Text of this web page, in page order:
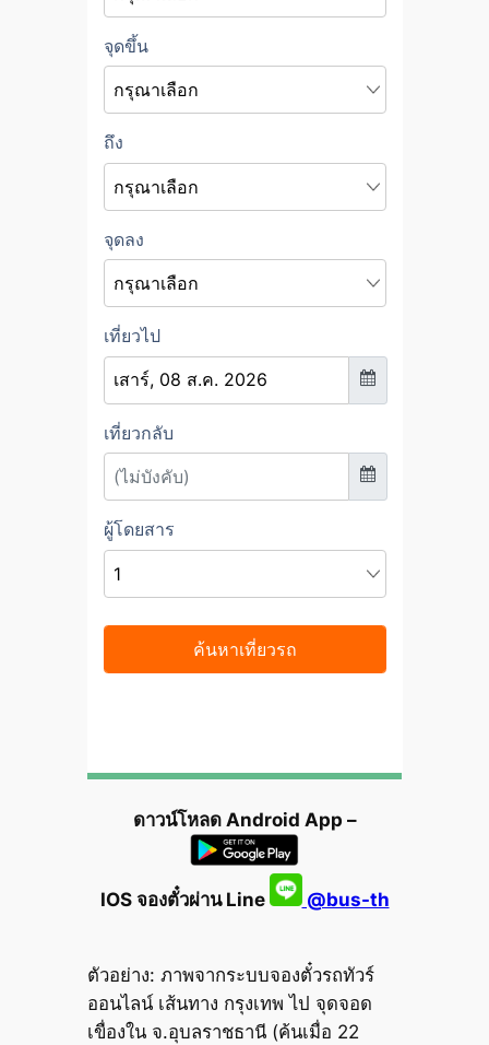
ดาวน์โหลด Android App –
IOS จองตั๋วผ่าน Line @bus-th
ตัวอย่าง: ภาพจากระบบจองตั๋วรถทัวร์
ออนไลน์ เส้นทาง กรุงเทพ ไป จุดจอด
เขื่องใน จ.อุบลราชธานี (ค้นเมื่อ 22